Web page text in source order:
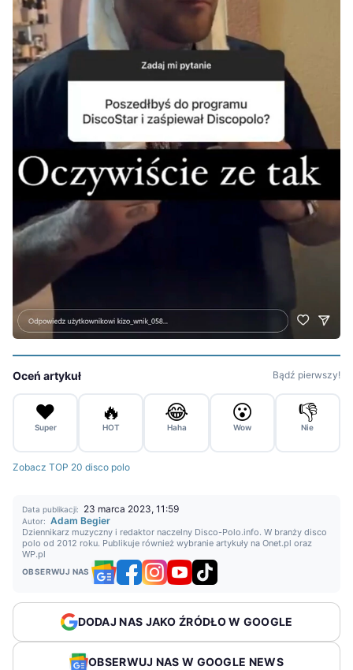
Oceń artykuł Bądź pierwszy!
❤️
Super
🔥
HOT
😂
Haha
😮
Wow
👎
Nie
Zobacz TOP 20 disco polo
Data publikacji: 23 marca 2023, 11:59
Autor: Adam Begier
Dziennikarz muzyczny i redaktor naczelny Disco-Polo.info. W branży disco
polo od 2012 roku. Publikuje również wybranie artykuły na Onet.pl oraz
WP.pl
OBSERWUJ NAS
DODAJ NAS JAKO ŹRÓDŁO W GOOGLE
OBSERWUJ NAS W GOOGLE NEWS